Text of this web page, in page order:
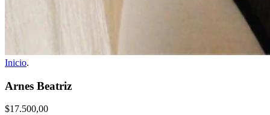
Inicio.
Arnes Beatriz
$17.500,00